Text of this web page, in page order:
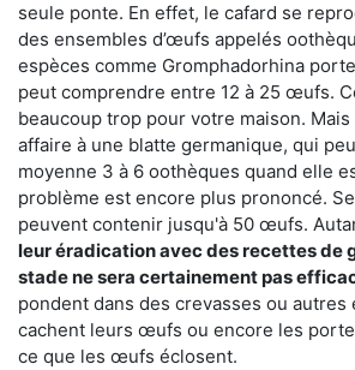
seule ponte. En effet, le cafard se
des ensembles d’œufs appelés
espèces comme Gromphadorhina
peut comprendre entre 12 à 25 œufs.
beaucoup trop pour votre maison.
affaire à une blatte germanique, qui
moyenne 3 à 6 oothèques quand elle
problème est encore plus prononcé.
peuvent contenir jusqu'à 50 œufs.
leur éradication avec des recettes de
stade ne sera certainement pas
pondent dans des crevasses ou autres
cachent leurs œufs ou encore les
ce que les œufs éclosent.